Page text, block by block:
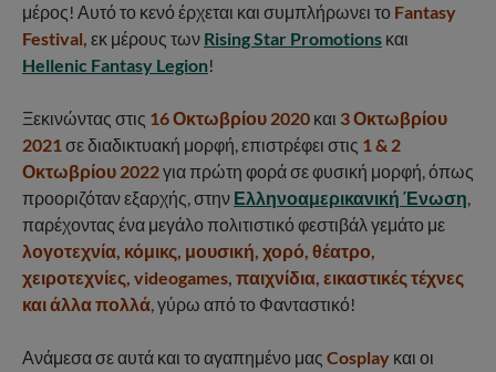
μέρος! Αυτό το κενό έρχεται και συμπλήρωνει το Fantasy
Festival, εκ μέρους των Rising Star Promotions και
Hellenic Fantasy Legion!
Ξεκινώντας στις 16 Οκτωβρίου 2020 και 3 Οκτωβρίου
2021σε διαδικτυακή μορφή, επιστρέφει στις 1 & 2
Οκτωβρίου 2022για πρώτη φορά σε φυσική μορφή, όπως
προοριζόταν εξαρχής, στην Ελληνοαμερικανική Ένωση,
παρέχοντας ένα μεγάλο πολιτιστικό φεστιβάλ γεμάτο με
λογοτεχνία, κόμικς, μουσική, χορό, θέατρο,
χειροτεχνίες, videogames, παιχνίδια, εικαστικές τέχνες
και άλλα πολλά, γύρω από το Φανταστικό!
Ανάμεσα σε αυτά και το αγαπημένο μας Cosplay και οι